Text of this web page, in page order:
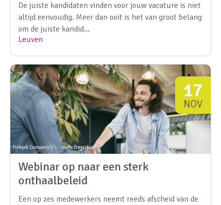
De juiste kandidaten vinden voor jouw vacature is niet
altijd eenvoudig. Meer dan ooit is het van groot belang
om de juiste kandid...
Leuven
Webinar op naar een sterk
onthaalbeleid
Een op zes medewerkers neemt reeds afscheid van de
17
NOV